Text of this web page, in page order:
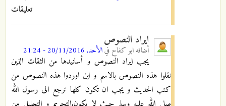
تعليقات
ايراد النصوص
أضافه ابو كفاح فيالأحد, 20/11/2016 - 21:24
يجب ايراد النصوص و أسانيدها من الثقات الذين
نقلوا هذه النصوص بالاسم و اين اوردوا هذه النصوص من
كتب الحديث و يجب ان تكون كلها ترجع الى رسول الله